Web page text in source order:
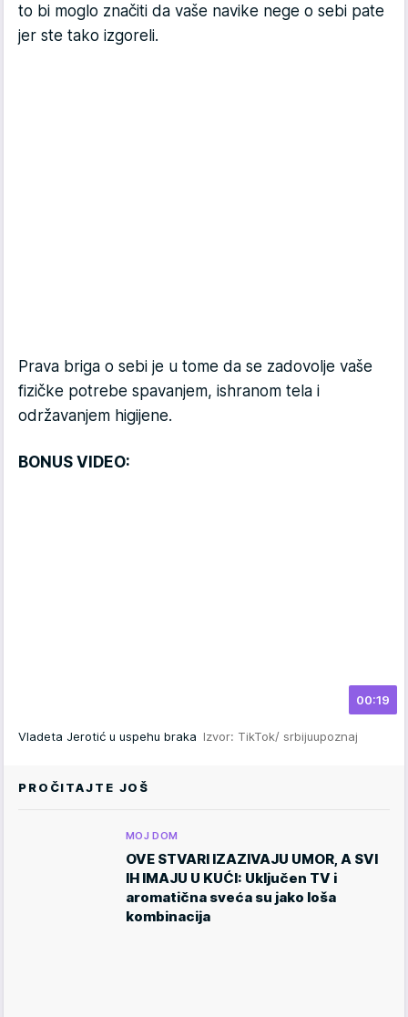
to bi moglo značiti da vaše navike nege o sebi pate
jer ste tako izgoreli.
Prava briga o sebi je u tome da se zadovolje vaše
fizičke potrebe spavanjem, ishranom tela i
održavanjem higijene.
BONUS VIDEO:
00:19
Vladeta Jerotić u uspehu braka Izvor: TikTok/ srbijuupoznaj
PROČITAJTE JOŠ
MOJ DOM
OVE STVARI IZAZIVAJU UMOR, A SVI
IH IMAJU U KUĆI: Uključen TV i
aromatična sveća su jako loša
kombinacija